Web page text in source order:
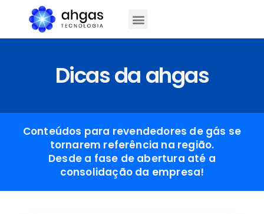
Dicas da ahgas
Conteúdos para revendedores de gás se
tornarem referência na região.
Desde a fase de abertura até a
consolidação da empresa!